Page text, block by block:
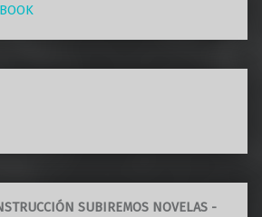
SUBIREMOS NOVELAS -